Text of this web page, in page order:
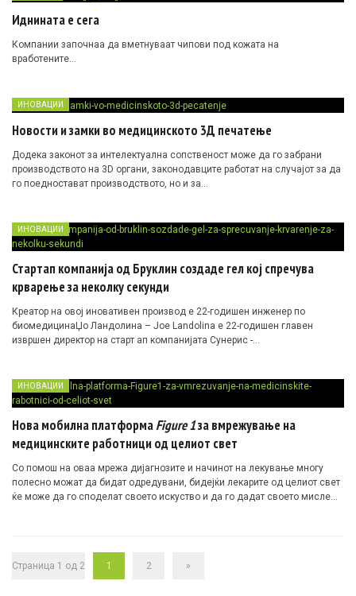
Иднината е сега
Компании започнаа да вметнуваат чипови под кожата на
вработените…
ИНОВАЦИИ
Новости и замки во медицинското 3Д печатење
Додека законот за интелектуална сопственост може да го забрани
производството на 3D органи, законодавците работат на случајот за да
го поедностават производството, но и за…
ИНОВАЦИИ
Стартап компанија од Бруклин создаде гел кој спречува
крварење за неколку секунди
Креатор на овој иновативен производ е 22-годишен инженер по
биомедицинаЏо Ландолина – Joe Landolina е 22-годишен главен
извршен директор на старт ап компанијата Сунерис -…
ИНОВАЦИИ
Нова мобилна платформаFigure 1за вмрежување на
медицинските работници од целиот свет
Со помош на оваа мрежа дијагнозите и начинот на лекување многу
полесно можат да бидат одредувани, бидејќи лекарите од целиот свет
ќе може да го споделат своето искуство и да го дадат своето мислење
Страница 1 од 2 1 2 »